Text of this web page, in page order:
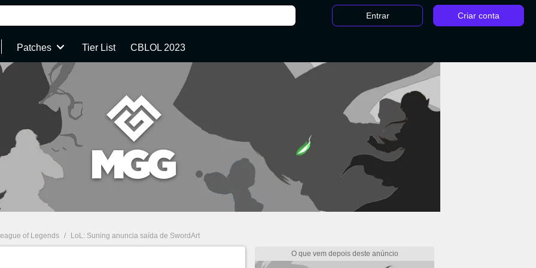
Entrar Criar conta
Patches Tier List CBLOL 2023
of Legends / LoL: Suning anuncia saída de SwordArt